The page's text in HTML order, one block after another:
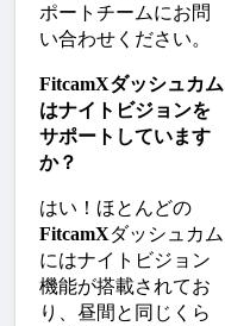
ポートチームにお問
い合わせください。
FitcamXダッシュカム
はナイトビジョンを
サポートしています
か？
はい！ほとんどの
FitcamXダッシュカム
にはナイトビジョン
機能が搭載されてお
り、昼間と同じくら